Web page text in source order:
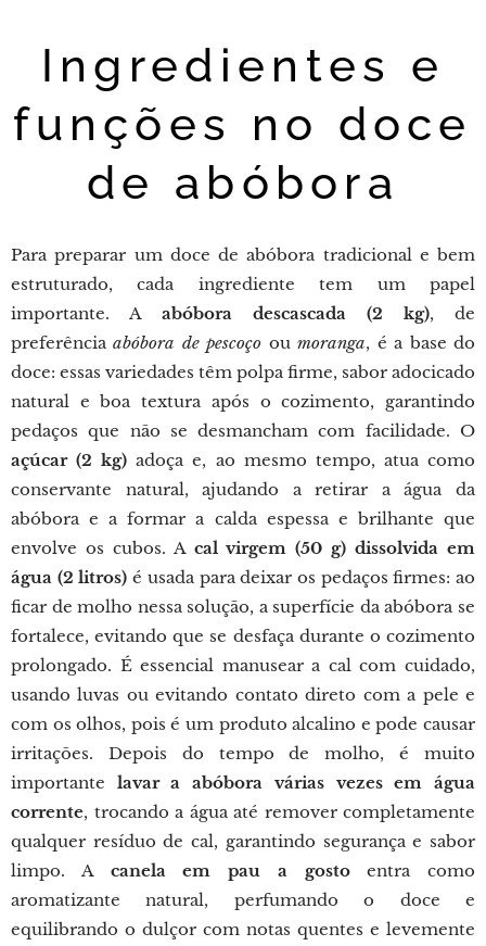
Ingredientes e
funções no doce
de abóbora
Para preparar um doce de abóbora tradicional e bem
estruturado, cada ingrediente tem um papel
importante. A abóbora descascada (2 kg), de
preferênciaabóbora de pescoço oumoranga, é a base do
doce: essas variedades têm polpa firme, sabor adocicado
natural e boa textura após o cozimento, garantindo
pedaços que não se desmancham com facilidade. O
açúcar (2 kg) adoça e, ao mesmo tempo, atua como
conservante natural, ajudando a retirar a água da
abóbora e a formar a calda espessa e brilhante que
envolve os cubos. A cal virgem (50 g) dissolvida em
água (2 litros) é usada para deixar os pedaços firmes: ao
ficar de molho nessa solução, a superfície da abóbora se
fortalece, evitando que se desfaça durante o cozimento
prolongado. É essencial manusear a cal com cuidado,
usando luvas ou evitando contato direto com a pele e
com os olhos, pois é um produto alcalino e pode causar
irritações. Depois do tempo de molho, é muito
importante lavar a abóbora várias vezes em água
corrente, trocando a água até remover completamente
qualquer resíduo de cal, garantindo segurança e sabor
limpo. A canela em pau a gostoentra como
aromatizante natural, perfumando o doce e
equilibrando o dulçor com notas quentes e levemente